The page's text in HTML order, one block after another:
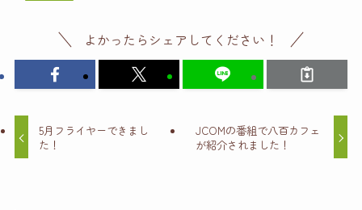
よかったらシェアしてください！
5月フライヤーできまし
た！
JCOMの番組で八百カフェ
が紹介されました！